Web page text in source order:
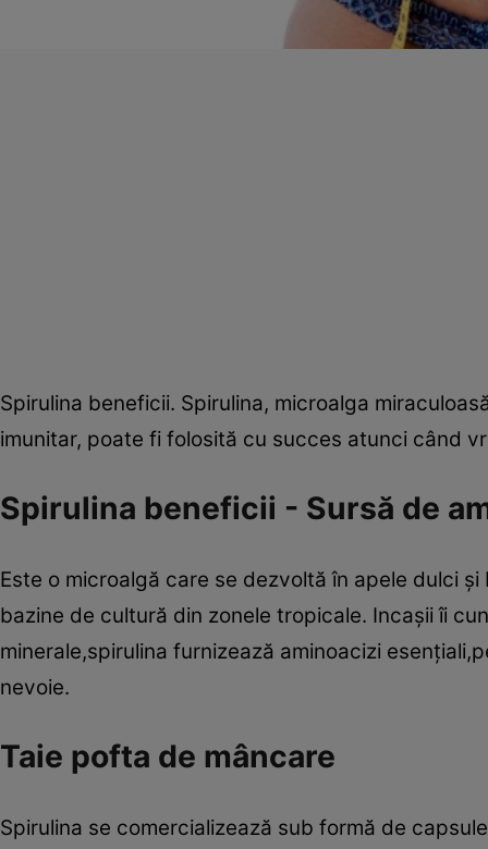
Spirulina beneficii. Spirulina, microalga
imunitar, poate fi folosită cu succes atunci când
Spirulina beneficii - Sursă de
Este o microalgă care se dezvoltă în apele dulci
bazine de cultură din zonele tropicale. Incaşii îi
minerale,spirulina furnizează aminoacizi
nevoie.
Taie pofta de mâncare
Spirulina se comercializează sub formă de